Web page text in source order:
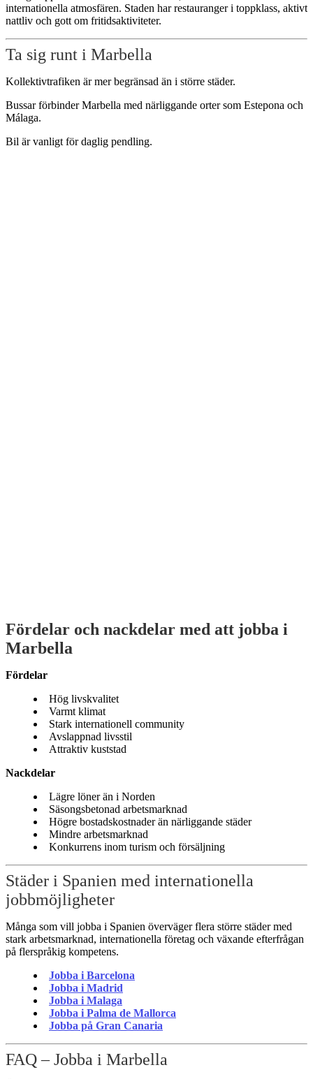
internationella atmosfären. Staden har restauranger i toppklass, aktivt
nattliv och gott om fritidsaktiviteter.
Ta sig runt i Marbella
Kollektivtrafiken är mer begränsad än i större städer.
Bussar förbinder Marbella med närliggande orter som Estepona och
Málaga.
Bil är vanligt för daglig pendling.
Fördelar och nackdelar med att jobba i
Marbella
Fördelar
Hög livskvalitet
Varmt klimat
Stark internationell community
Avslappnad livsstil
Attraktiv kuststad
Nackdelar
Lägre löner än i Norden
Säsongsbetonad arbetsmarknad
Högre bostadskostnader än närliggande städer
Mindre arbetsmarknad
Konkurrens inom turism och försäljning
Städer i Spanien med internationella
jobbmöjligheter
Många som vill jobba i Spanien överväger flera större städer med
stark arbetsmarknad, internationella företag och växande efterfrågan
på flerspråkig kompetens.
Jobba i Barcelona
Jobba i Madrid
Jobba i Malaga
Jobba i Palma de Mallorca
Jobba på Gran Canaria
FAQ – Jobba i Marbella